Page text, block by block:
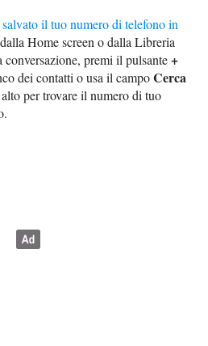
salvato il tuo numero di telefono in
dalla Home screen o dalla Libreria
conversazione, premi il pulsante+
dei contatti o usa il campoCerca
per trovare il numero di tuo